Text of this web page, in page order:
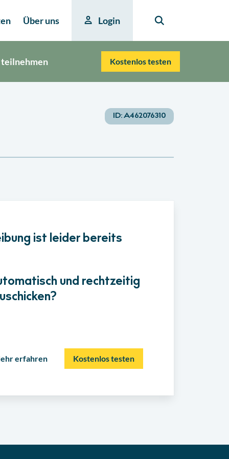
Über uns Login
teilnehmen Kostenlos testen
ID:A462076310
ist leider bereits
und rechtzeitig
erfahren Kostenlos testen